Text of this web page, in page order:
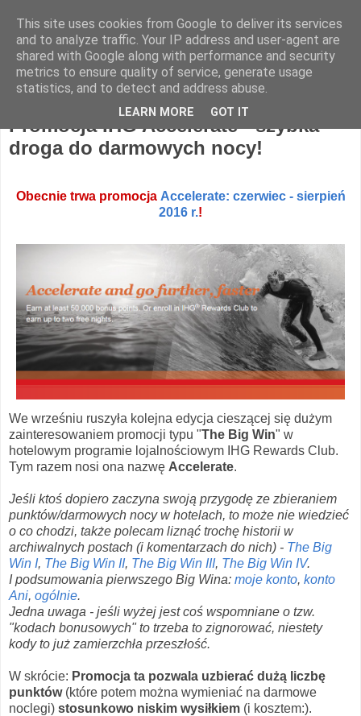
Hotel Spotter
Promocja IHG Accelerate - szybka
droga do darmowych nocy!
Obecnie trwa promocja Accelerate: czerwiec - sierpień
2016 r.!
We wrześniu ruszyła kolejna edycja cieszącej się dużym
zainteresowaniem promocji typu "The Big Win" w
hotelowym programie lojalnościowym IHG Rewards Club.
Tym razem nosi ona nazwę Accelerate.
Jeśli ktoś dopiero zaczyna swoją przygodę ze zbieraniem
punktów/darmowych nocy w hotelach, to może nie wiedzieć
o co chodzi, także polecam liznąć trochę historii w
archiwalnych postach (i komentarzach do nich) - The Big
Win I, The Big Win II, The Big Win III, The Big Win IV.
I podsumowania pierwszego Big Wina: moje konto, konto
Ani, ogólnie.
Jedna uwaga - jeśli wyżej jest coś wspomniane o tzw.
"kodach bonusowych" to trzeba to zignorować, niestety
kody to już zamierzchła przeszłość.
W skrócie: Promocja ta pozwala uzbierać dużą liczbę
punktów(które potem można wymieniać na darmowe
noclegi) stosunkowo niskim wysiłkiem (i kosztem:).
This site uses cookies from Google to deliver its services
and to analyze traffic. Your IP address and user-agent are
shared with Google along with performance and security
metrics to ensure quality of service, generate usage
statistics, and to detect and address abuse.
LEARN MORE GOT IT